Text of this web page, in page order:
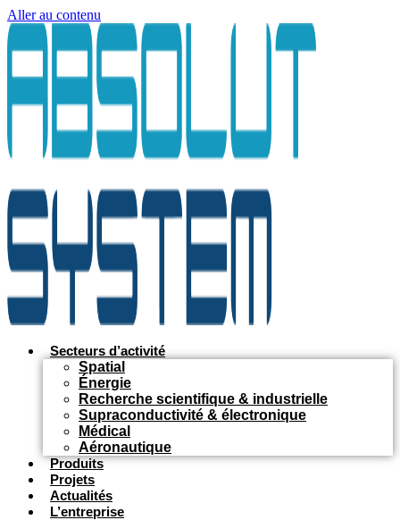
Aller au contenu
Secteurs d’activité
Spatial
Énergie
Recherche scientifique & industrielle
Supraconductivité & électronique
Médical
Aéronautique
Produits
Projets
Actualités
L’entreprise